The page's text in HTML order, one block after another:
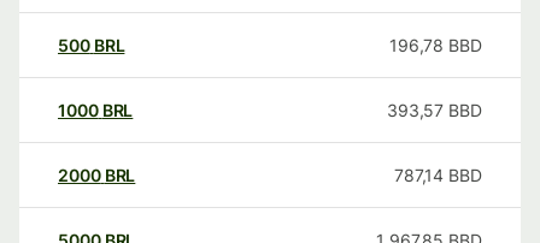
500 BRL 196,78 BBD
1000 BRL 393,57 BBD
2000 BRL 787,14 BBD